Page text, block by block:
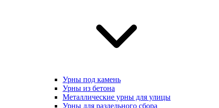
Урны под камень
Урны из бетона
Металлические урны для улицы
Урны для раздельного сбора